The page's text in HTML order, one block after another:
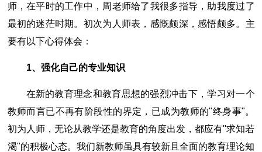
师，在平时的工作中，周老师给了我很多指导，助我度过了
最初的迷茫时期。初次为人师表，感慨颇深，感悟颇多。主
要有以下心得体会：
1、强化自己的专业知识
在新的教育理念和教育思想的强烈冲击下，学习对一个
教师而言已不再有阶段性的界定，已成为教师的"终身事"。
初为人师，无论从教学还是教育的角度出发，都应有"求知若
渴"的积极心态。我们新教师虽具有较新且全面的教育理论知